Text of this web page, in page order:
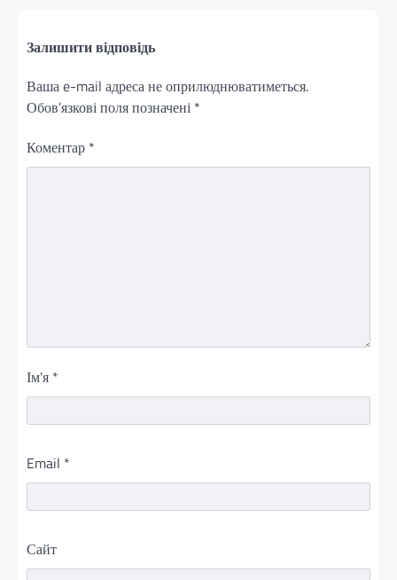
Залишити відповідь
Ваша e-mail адреса не оприлюднюватиметься.
Обов’язкові поля позначені *
Коментар *
Ім'я *
Email *
Сайт